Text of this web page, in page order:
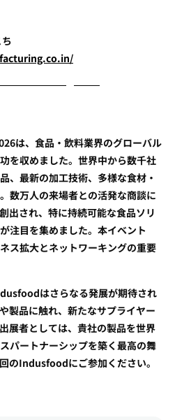
は、食品・飲料業界のグローバル
を収めました。世界中から数千社
、最新の加工技術、多様な食材・
数万人の来場者との活発な商談に
出され、特に持続可能な食品ソリ
注目を集めました。本イベント
ス拡大とネットワーキングの重要
はさらなる発展が期待され
製品に触れ、新たなサプライヤー
展者としては、貴社の製品を世界
パートナーシップを築く最高の舞
のIndusfoodにご参加ください。